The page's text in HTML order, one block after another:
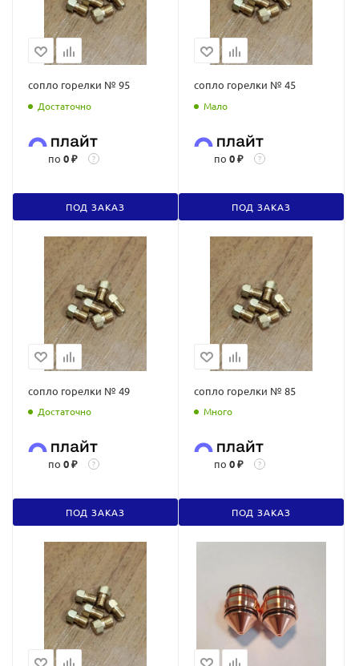
сопло горелки № 95
Достаточно
по 0 ₽ ?
ПОД ЗАКАЗ
сопло горелки № 45
Мало
по 0 ₽ ?
ПОД ЗАКАЗ
сопло горелки № 49
Достаточно
по 0 ₽ ?
ПОД ЗАКАЗ
сопло горелки № 85
Много
по 0 ₽ ?
ПОД ЗАКАЗ